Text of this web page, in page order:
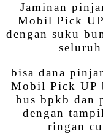
Jaminan
Mobil Pick
dengan suku
bisa dana
Mobil Pick UP
bus bpkb dan
dengan
ringan